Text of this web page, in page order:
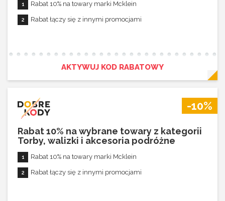
Rabat 10% na towary marki Mcklein
Rabat łączy się z innymi promocjami
AKTYWUJ KOD RABATOWY
-10%
Rabat 10% na wybrane towary z kategorii
Torby, walizki i akcesoria podróżne
Rabat 10% na towary marki Mcklein
Rabat łączy się z innymi promocjami